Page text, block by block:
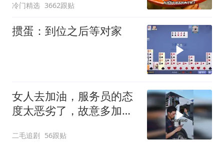
冷门精选 3662跟贴
掼蛋：到位之后等对家
女人去加油，服务员的态
度太恶劣了，故意多加油
二毛追剧 56跟贴